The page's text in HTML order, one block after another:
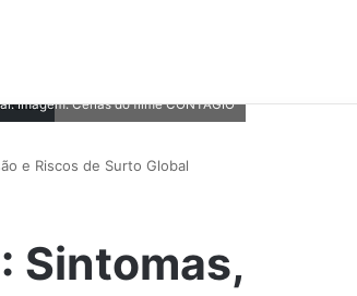
Imagem: Cenas do filme CONTÁGIO
e Riscos de Surto Global
Sintomas,